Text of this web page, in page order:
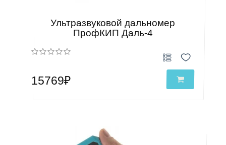
Ультразвуковой дальномер
ПрофКИП Даль-4
15769₽